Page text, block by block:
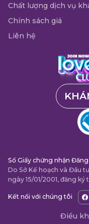
Chất lượng dịch vụ
Chính sách giá
Liên hệ
Số Giấy chứng nhận
Do Sở Kế hoạch và Đầu
ngày 15/01/2001, đăng
Kết nối với chúng tôi
Điều